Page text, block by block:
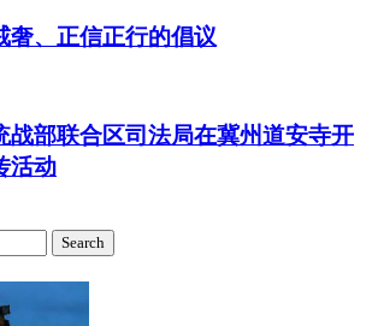
奢、正信正行的倡议
战部联合区司法局在冀州道安寺开
活动